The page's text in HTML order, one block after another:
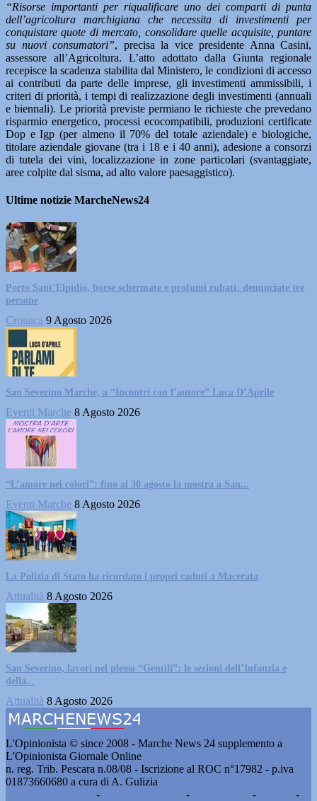
“Risorse importanti per riqualificare uno dei comparti di punta
dell’agricoltura marchigiana che necessita di investimenti per
conquistare quote di mercato, consolidare quelle acquisite, puntare
su nuovi consumatori”, precisa la vice presidente Anna Casini,
assessore all’Agricoltura. L’atto adottato dalla Giunta regionale
recepisce la scadenza stabilita dal Ministero, le condizioni di accesso
ai contributi da parte delle imprese, gli investimenti ammissibili, i
criteri di priorità, i tempi di realizzazione degli investimenti (annuali
e biennali). Le priorità previste permiano le richieste che prevedano
risparmio energetico, processi ecocompatibili, produzioni certificate
Dop e Igp (per almeno il 70% del totale aziendale) e biologiche,
titolare aziendale giovane (tra i 18 e i 40 anni), adesione a consorzi
di tutela dei vini, localizzazione in zone particolari (svantaggiate,
aree colpite dal sisma, ad alto valore paesaggistico).
Ultime notizie MarcheNews24
Porto Sant’Elpidio, borse schermate e profumi rubati: denunciate tre
persone
Cronaca 9 Agosto 2026
San Severino Marche, a “Incontri con l’autore” Luca D’Aprile
Eventi Marche 8 Agosto 2026
“L’amore nei colori”: fino al 30 agosto la mostra a San...
Eventi Marche 8 Agosto 2026
La Polizia di Stato ha ricordato i propri caduti a Macerata
Attualità 8 Agosto 2026
San Severino, lavori nel plesso “Gentili”: le sezioni dell’Infanzia e
della...
Attualità 8 Agosto 2026
L'Opinionista © since 2008 - Marche News 24 supplemento a
L'Opinionista Giornale Online
n. reg. Trib. Pescara n.08/08 - Iscrizione al ROC n°17982 - p.iva
01873660680 a cura di A. Gulizia
- - -
-